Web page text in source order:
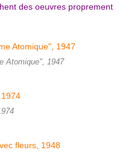
des oeuvres proprement
Atomique", 1947